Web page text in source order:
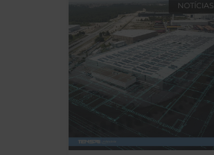
NOTÍCIAS